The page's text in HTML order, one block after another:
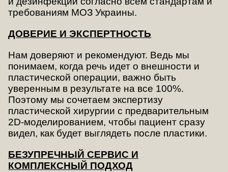
требованиям МОЗ Украины.
ДОВЕРИЕ И ЭКСПЕРТНОСТЬ
Нам доверяют и рекомендуют. Ведь мы
понимаем, когда речь идет о внешности и
пластической операции, важно быть
уверенным в результате на все 100%.
Поэтому мы сочетаем экспертизу
пластической хирургии с предварительным
2D-моделированием, чтобы пациент сразу
видел, как будет выглядеть после пластики.
БЕЗУПРЕЧНЫЙ СЕРВИС И
КОМПЛЕКСНЫЙ ПОДХОД